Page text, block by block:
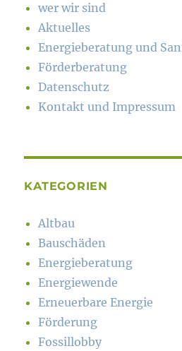
wer wir sind
Aktuelles
Energieberatung und
Förderberatung
Datenschutz
Kontakt und Impressum
KATEGORIEN
Altbau
Bauschäden
Energieberatung
Energiewende
Erneuerbare Energie
Förderung
Fossillobby